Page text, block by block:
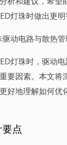
灯珠时做出更明
驱动电路与散热
灯珠时，驱动
要因素。本文将
好地理解如何优
点